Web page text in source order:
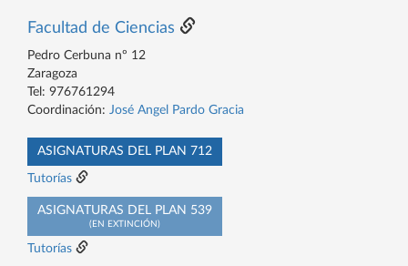
Facultad de Ciencias
Pedro Cerbuna nº 12
Zaragoza
Tel: 976761294
Coordinación: José Angel Pardo Gracia
ASIGNATURAS DEL PLAN 712
Tutorías
ASIGNATURAS DEL PLAN 539
(EN EXTINCIÓN)
Tutorías